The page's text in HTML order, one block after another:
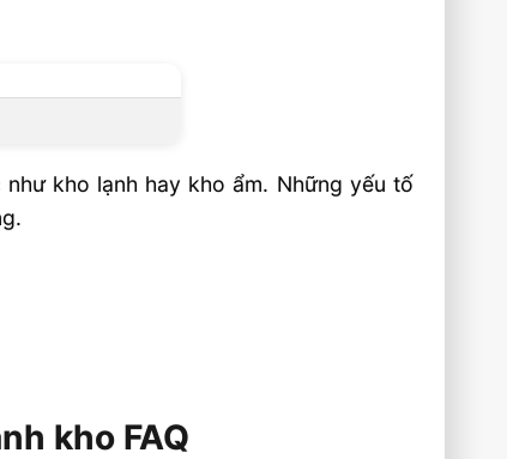
kho lạnh hay kho ẩm. Những yếu tố
kho FAQ